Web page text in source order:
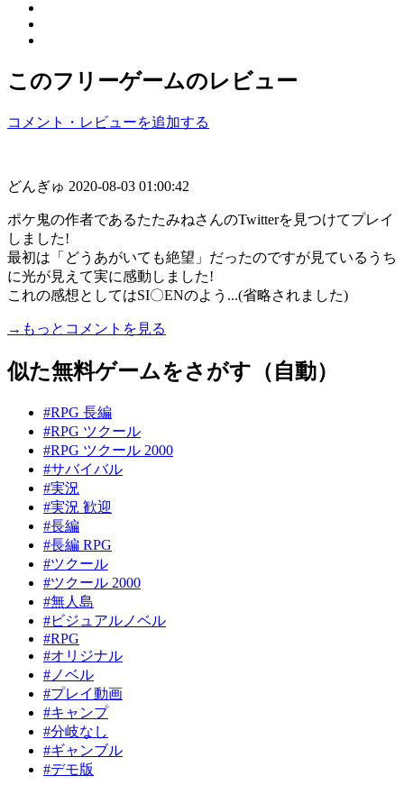
このフリーゲームのレビュー
コメント・レビューを追加する
どんぎゅ 2020-08-03 01:00:42
ポケ鬼の作者であるたたみねさんのTwitterを見つけてプレイ
しました!
最初は「どうあがいても絶望」だったのですが見ているうち
に光が見えて実に感動しました!
これの感想としてはSI〇ENのよう...(省略されました)
→もっとコメントを見る
似た無料ゲームをさがす（自動）
#RPG 長編
#RPG ツクール
#RPG ツクール 2000
#サバイバル
#実況
#実況 歓迎
#長編
#長編 RPG
#ツクール
#ツクール 2000
#無人島
#ビジュアルノベル
#RPG
#オリジナル
#ノベル
#プレイ動画
#キャンプ
#分岐なし
#ギャンブル
#デモ版